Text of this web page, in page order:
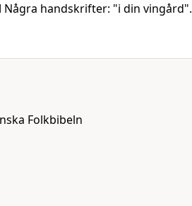
Några handskrifter: "i din vingård".
Folkbibeln